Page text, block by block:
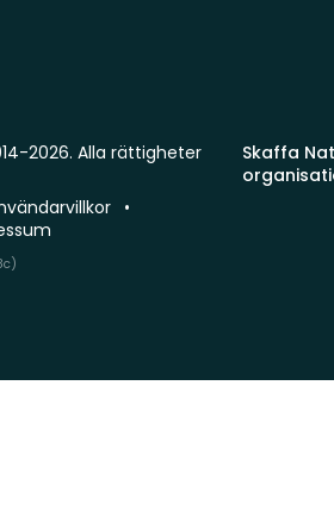
Skaffa
2026. Alla rättigheter